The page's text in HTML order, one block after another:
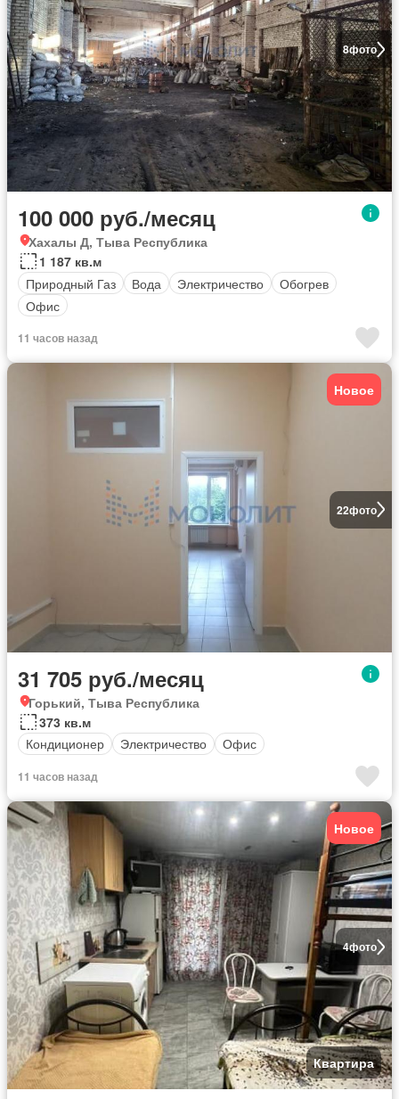
8фото
100 000 руб./месяц
Хахалы Д, Тыва Республика
1 187 кв.м
Природный Газ
Вода Электричество
Обогрев
Офис
11 часов назад
22фото
Новое
31 705 руб./месяц
Горький, Тыва Республика
373 кв.м
Кондиционер
Электричество Офис
11 часов назад
4фото
Новое
Квартира